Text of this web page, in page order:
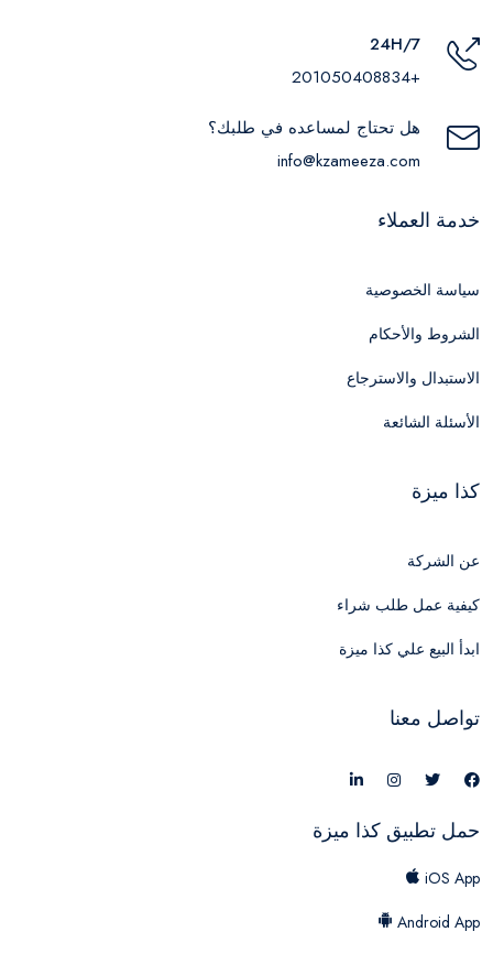
24H/7
+201050408834
هل تحتاج لمساعده في طلبك؟
info@kzameeza.com
خدمة العملاء
سياسة الخصوصية
الشروط والأحكام
الاستبدال والاسترجاع
الأسئلة الشائعة
كذا ميزة
عن الشركة
كيفية عمل طلب شراء
ابدأ البيع علي كذا ميزة
تواصل معنا
حمل تطبيق كذا ميزة
iOS App
Android App